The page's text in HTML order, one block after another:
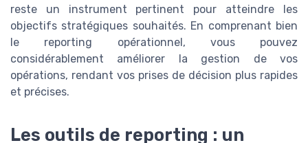
reste un instrument pertinent pour atteindre les
objectifs stratégiques souhaités. En comprenant bien
le reporting opérationnel, vous pouvez
considérablement améliorer la gestion de vos
opérations, rendant vos prises de décision plus rapides
et précises.
Les outils de reporting : un